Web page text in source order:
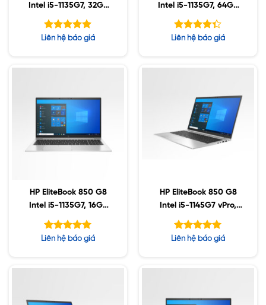
Intel i5-1135G7, 32GB
DDR4, 512GB SSD,
15.6″ FHD, Win10
Được xếp
Liên hệ báo giá
Intel i5-1135G7, 64GB
DDR4, 1TB SSD, 15.6″
FHD, Win10
Được xếp
Liên hệ báo giá
HP EliteBook 850 G8
Intel i5-1135G7, 16GB
DDR4, 256GB SSD,
15.6″ FHD, Win10
Được xếp
Liên hệ báo giá
HP EliteBook 850 G8
Intel i5-1145G7 vPro,
16GB DDR4, 512GB
SSD, 15.6″ FHD, Win10
Được xếp
Liên hệ báo giá